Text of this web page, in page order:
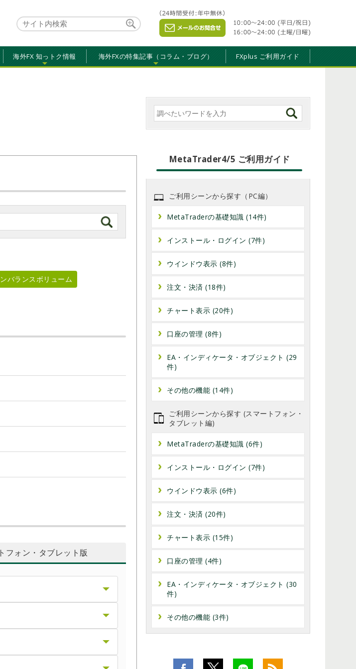
海外FX 知っトク情報 海外FXの特集記事（コラム・ブログ） FXplus ご利用ガイド
バランスボリューム
フォン・タブレット版
MetaTrader4/5 ご利用ガイド
ご利用シーンから探す（PC編）
MetaTraderの基礎知識 (14件)
インストール・ログイン (7件)
ウインドウ表示 (8件)
注文・決済 (18件)
チャート表示 (20件)
口座の管理 (8件)
EA・インディケータ・オブジェクト (29
件)
その他の機能 (14件)
ご利用シーンから探す (スマートフォン・
タブレット編)
MetaTraderの基礎知識 (6件)
インストール・ログイン (7件)
ウインドウ表示 (6件)
注文・決済 (20件)
チャート表示 (15件)
口座の管理 (4件)
EA・インディケータ・オブジェクト (30
件)
その他の機能 (3件)